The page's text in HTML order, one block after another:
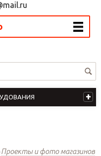
Проекты и фото магазинов